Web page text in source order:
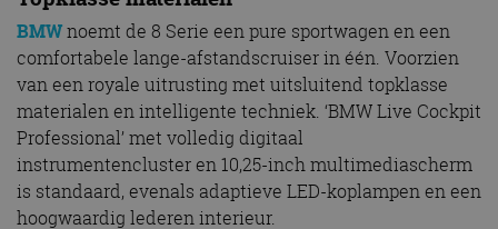
BMWnoemt de 8 Serie een pure sportwagen en een
comfortabele lange-afstandscruiser in één. Voorzien
van een royale uitrusting met uitsluitend topklasse
materialen en intelligente techniek. ‘BMW Live Cockpit
Professional’ met volledig digitaal
instrumentencluster en 10,25-inch multimediascherm
is standaard, evenals adaptieve LED-koplampen en een
hoogwaardig lederen interieur.